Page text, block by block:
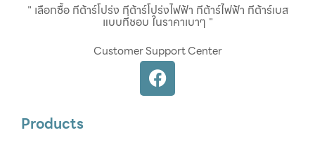
Products
" เลือกซื้อ กีต้าร์โปร่ง กีต้าร์โปร่งไฟฟ้า กีต้าร์ไฟฟ้า กีต้าร์เบส
แบบที่ชอบ ในราคาเบาๆ "
Customer Support Center